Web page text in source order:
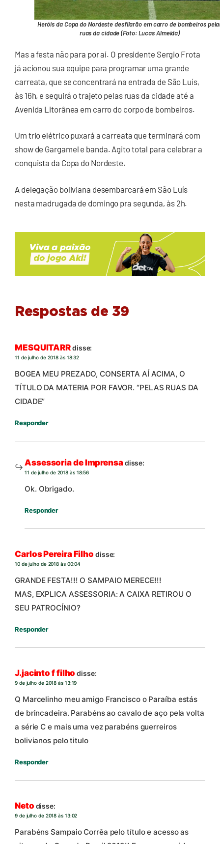
Heróis da Copa do Nordeste desfilarão em carro de bombeiros
ruas da cidade (Foto: Lucas Almeida)
Mas a festa não para por aí. O presidente Sergio Frota
já acionou sua equipe para programar uma grande
carreata, que se concentrará na entrada de São Luís,
às 16h, e seguirá o trajeto pelas ruas da cidade até a
Avenida Litorânea em carro do corpo de bombeiros.
Um trio elétrico puxará a carreata que terminará com
show de Gargamel e banda. Agito total para celebrar a
conquista da Copa do Nordeste.
A delegação boliviana desembarcará em São Luís
nesta madrugada de domingo pra segunda, às 2h.
Respostas de 39
MESQUITARRdisse:
11 de julho de 2018 às 18:32
BOGEA MEU PREZADO, CONSERTA AÍ ACIMA, O
TÍTULO DA MATERIA POR FAVOR. “PELAS RUAS DA
CIDADE”
Responder
Assessoria de Imprensadisse:
11 de julho de 2018 às 18:56
Ok. Obrigado.
Responder
Carlos Pereira Filho disse:
10 de julho de 2018 às 00:04
GRANDE FESTA!!! O SAMPAIO MERECE!!!
MAS, EXPLICA ASSESSORIA: A CAIXA RETIROU O
SEU PATROCÍNIO?
Responder
J.jacinto f filho disse:
9 de julho de 2018 às 13:19
Q Marcelinho meu amigo Francisco o Paraíba estás
de brincadeira. Parabéns ao cavalo de aço pela volta
a série C e mais uma vez parabéns guerreiros
bolivianos pelo titulo
Responder
Neto disse:
9 de julho de 2018 às 13:02
Parabéns Sampaio Corrêa pelo título e acesso as